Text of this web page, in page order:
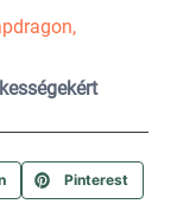
,
Pinterest